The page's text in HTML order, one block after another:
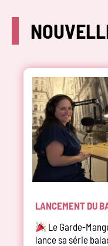
LANCEMENT DU
Le Garde-
lance sa série